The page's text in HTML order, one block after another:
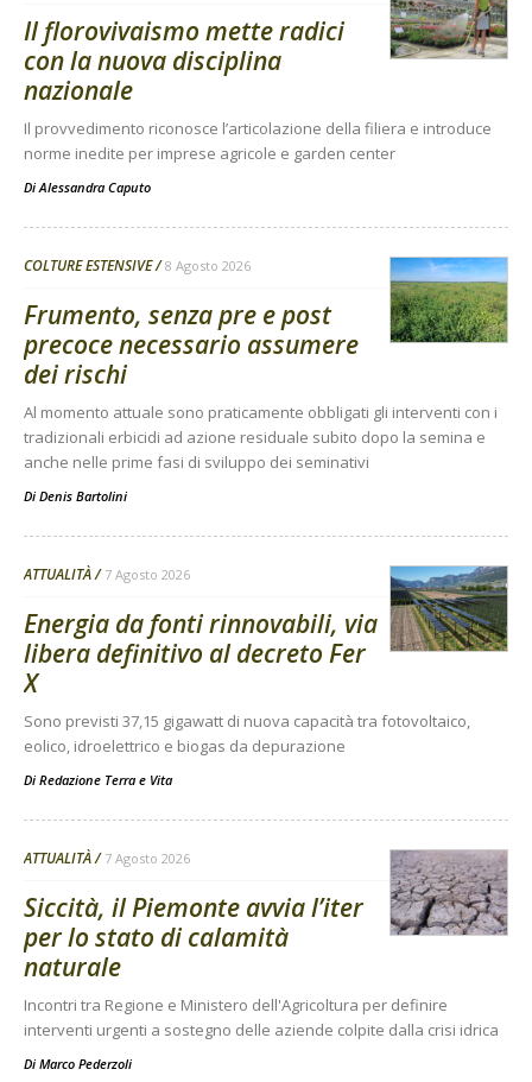
Il florovivaismo mette radici
con la nuova disciplina
nazionale
Il provvedimento riconosce l’articolazione della filiera e introduce
norme inedite per imprese agricole e garden center
Di Alessandra Caputo
COLTURE ESTENSIVE 8 Agosto 2026
Frumento, senza pre e post
precoce necessario assumere
dei rischi
Al momento attuale sono praticamente obbligati gli interventi con i
tradizionali erbicidi ad azione residuale subito dopo la semina e
anche nelle prime fasi di sviluppo dei seminativi
Di Denis Bartolini
ATTUALITÀ 7 Agosto 2026
Energia da fonti rinnovabili, via
libera definitivo al decreto Fer
X
Sono previsti 37,15 gigawatt di nuova capacità tra fotovoltaico,
eolico, idroelettrico e biogas da depurazione
Di Redazione Terra e Vita
ATTUALITÀ 7 Agosto 2026
Siccità, il Piemonte avvia l’iter
per lo stato di calamità
naturale
Incontri tra Regione e Ministero dell'Agricoltura per definire
interventi urgenti a sostegno delle aziende colpite dalla crisi idrica
Di Marco Pederzoli